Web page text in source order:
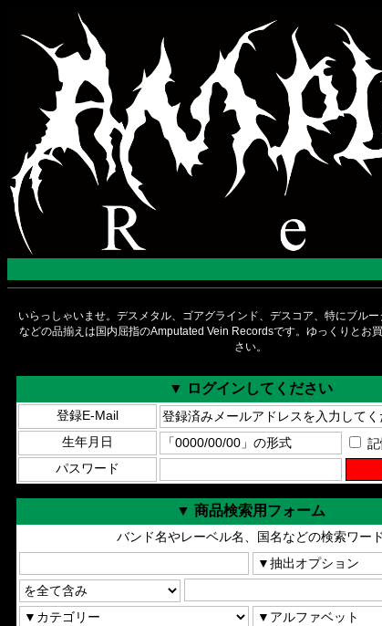
いらっしゃいませ。デスメタル、ゴアグラインド、デスコア、特にブル
などの品揃えは国内屈指のAmputated Vein Recordsです。ゆっくりとお
さい。
▼ ログインしてください
登録E-Mail
生年月日
パスワード
▼ 商品検索用フォーム
バンド名やレーベル名、国名などの検索ワード